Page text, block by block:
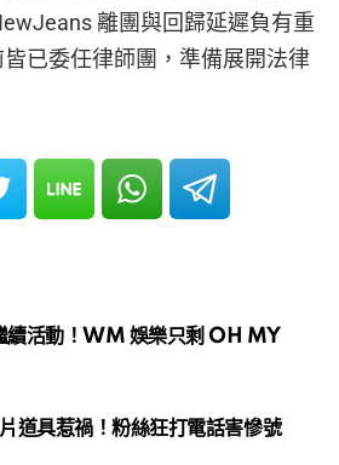
離團與回歸延遲負有重
已委任律師團，準備展開法律
續活動！WM 娛樂只剩 OH MY
道具惹禍！粉絲狂打電話害慘號